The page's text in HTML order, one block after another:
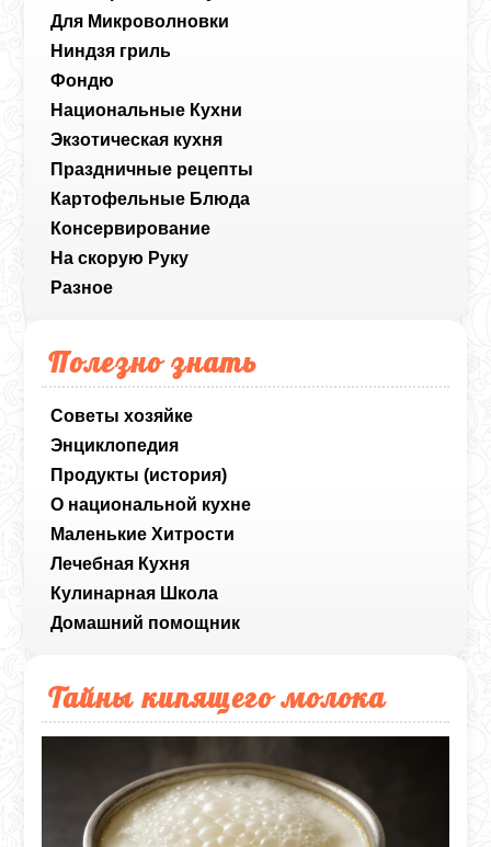
Для Микроволновки
Ниндзя гриль
Фондю
Национальные Кухни
Экзотическая кухня
Праздничные рецепты
Картофельные Блюда
Консервирование
На скорую Руку
Разное
Полезно знать
Советы хозяйке
Энциклопедия
Продукты (история)
О национальной кухне
Маленькие Хитрости
Лечебная Кухня
Кулинарная Школа
Домашний помощник
Тайны кипящего молока